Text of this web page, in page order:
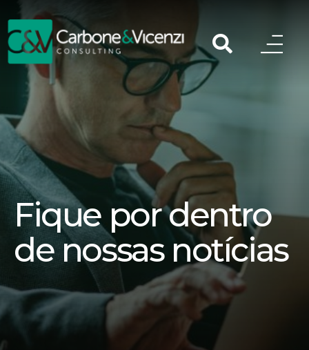
Fique por dentro
de nossas notícias